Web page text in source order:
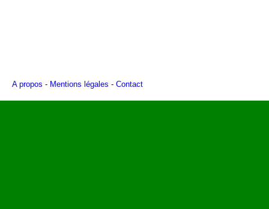
A propos - Mentions légales - Contact